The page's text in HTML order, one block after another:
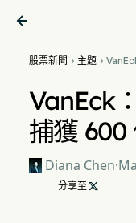

股票新聞  主題
VanEck
捕獲 600
Diana Chen·
分享至 